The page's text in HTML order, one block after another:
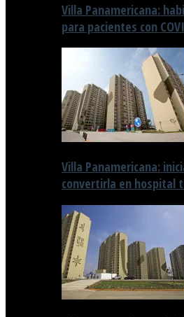
Villa Panamericana:
para pacientes con
Villa Panamericana:
convertirla en hospital